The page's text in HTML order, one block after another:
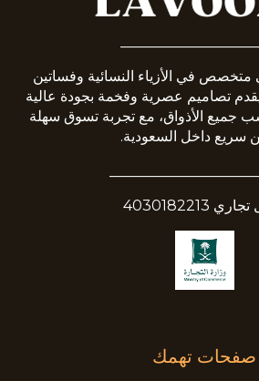
متخصص في الأزياء النسائية وفساتين
تصاميم عصرية وفخمة بجودة عالية
جميع الأذواق، مع تجربة تسوق سهلة
سريع داخل السعودية.
4030182213
صفحات تهمك